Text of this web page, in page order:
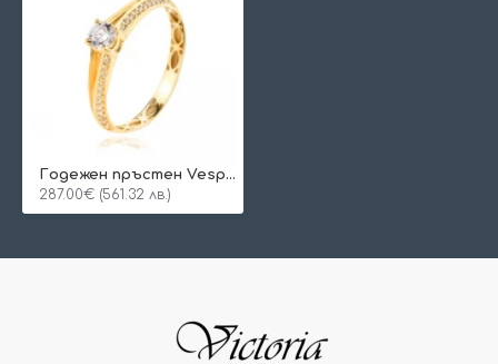
Годежен пръстен Vespera
287.00€ (561.32 лв.)